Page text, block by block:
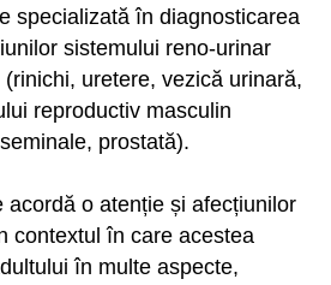
specializată în diagnosticarea
sistemului reno-urinar
uretere, vezică urinară,
reproductiv masculin
prostată).
acordă o atenție și afecțiunilor
contextul în care acestea
în multe aspecte,